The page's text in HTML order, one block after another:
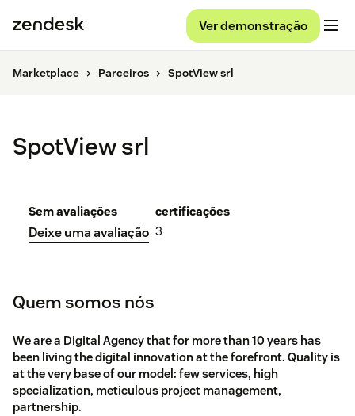
Ver demonstração
Marketplace Parceiros SpotView srl
SpotView srl
Sem avaliações
Deixe uma avaliação
certificações
3
Quem somos nós
We are a Digital Agency that for more than 10 years has
been living the digital innovation at the forefront. Quality is
at the very base of our model: few services, high
specialization, meticulous project management,
partnership.